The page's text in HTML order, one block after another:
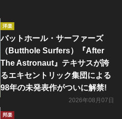
洋楽
バットホール・サーファーズ
（Butthole Surfers）『After
The Astronaut』テキサスが誇
るエキセントリック集団による
98年の未発表作がついに解禁!
2026年08月07日
邦楽